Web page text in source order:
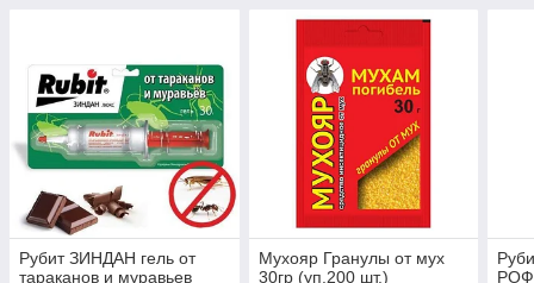
Рубит ЗИНДАН гель от
тараканов и муравьев
Мухояр Гранулы от мух
30гр (уп.200 шт.)